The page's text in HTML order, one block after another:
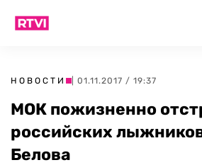
НОВОСТИ | 01.11.2017 / 19:37
МОК пожизненно
российских
Белова